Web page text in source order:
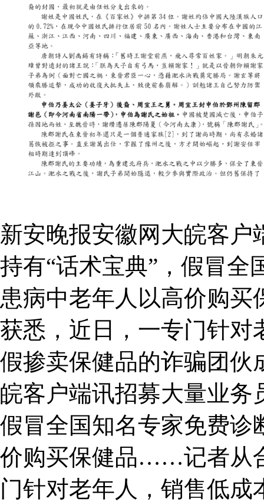
新安晚报安徽网大皖客
持有“话术宝典”，假冒全
患病中老年人以高价购
获悉，近日，一专门针对
假掺卖保健品的诈骗团伙
皖客户端讯招募大量业务
假冒全国知名专家免费诊
价购买保健品……记者从
门针对老年人，销售低